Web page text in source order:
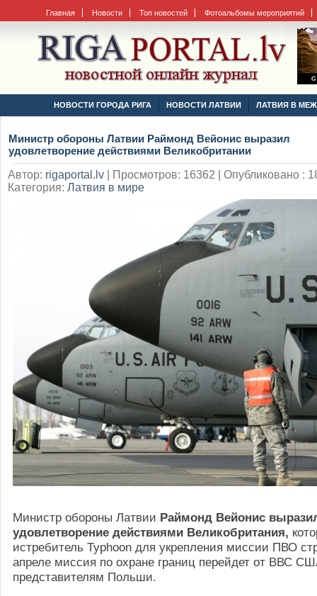
Главная Новости Топ новостей Фотоальбомы мероприятий
НОВОСТИ ГОРОДА РИГА НОВОСТИ ЛАТВИИ ЛАТВИЯ В
Министр обороны Латвии Раймонд Вейонис выразил
удовлетворение действиями Великобритании
Автор: rigaportal.lv
Просмотров: 16362 | Опубликовано :
Категория: Латвия в мире
Министр обороны Латвии Раймонд Вейонис
удовлетворение действиями Великобритания,
истребитель Typhoon для укрепления миссии ПВО
апреле миссия по охране границ перейдет от ВВС
представителям Польши.